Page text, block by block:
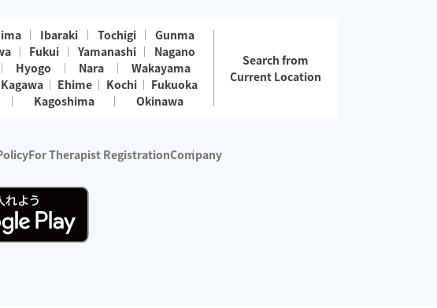
Ibaraki Tochigi
Gunma
Fukui Yamanashi
Nagano
Hyogo Nara
Wakayama
Kagawa Ehime Kochi
Fukuoka
Kagoshima Okinawa
Search from
Current Location
For Therapist RegistrationCompany